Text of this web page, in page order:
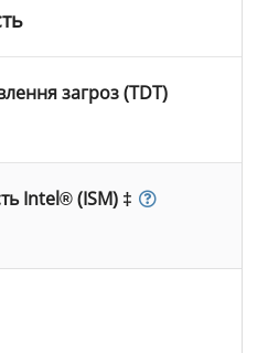
загроз (TDT)
Intel® (ISM) ‡